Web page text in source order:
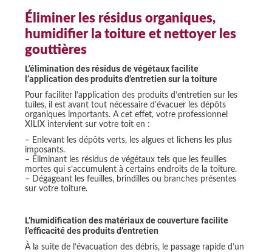
Éliminer les résidus organiques,
humidifier la toiture et nettoyer les
gouttières
L’élimination des résidus de végétaux facilite
l’application des produits d’entretien sur la toiture
Pour faciliter l’application des produits d’entretien sur les
tuiles, il est avant tout nécessaire d’évacuer les dépôts
organiques importants. A cet effet, votre professionnel
XILIX intervient sur votre toit en :
– Enlevant les dépôts verts, les algues et lichens les plus
imposants.
– Éliminant les résidus de végétaux tels que les feuilles
mortes qui s’accumulent à certains endroits de la toiture.
– Dégageant les feuilles, brindilles ou branches présentes
sur votre toiture.
L’humidification des matériaux de couverture facilite
l’efficacité des produits d’entretien
À la suite de l’évacuation des débris, le passage rapide d’un